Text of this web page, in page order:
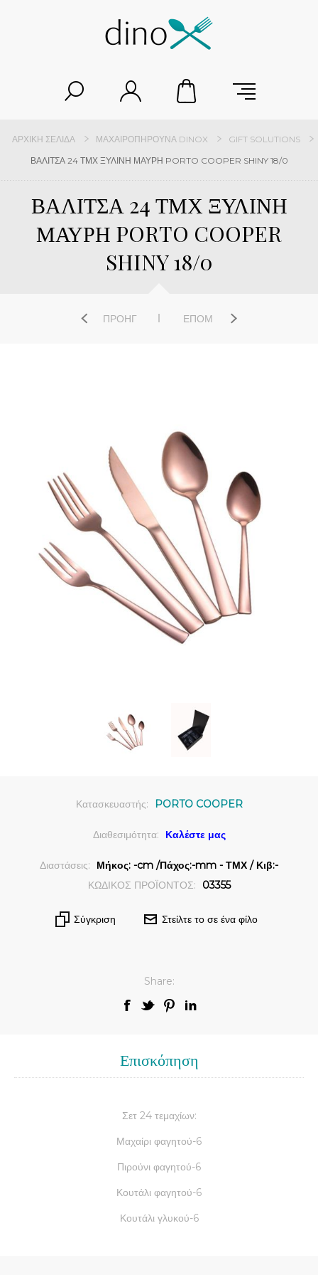
ΑΡΧΙΚΉ ΣΕΛΊΔΑ ΜΑΧΑΙΡΟΠΉΡΟΥΝΑ DINOX
GIFT SOLUTIONS
ΒΑΛΙΤΣΑ 24 ΤΜΧ ΞΥΛΙΝΗ ΜΑΥΡΗ PORTO COOPER SHINY 18/0
ΒΑΛΙΤΣΑ 24 ΤΜΧ ΞΥΛΙΝΗ
ΜΑΥΡΗ PORTO COOPER
SHINY 18/0
ΠΡΟΗΓ ΕΠΌΜ
Κατασκευαστής: PORTO COOPER
Διαθεσιμότητα: Καλέστε μας
Διαστάσεις:
Μήκος: -cm /Πάχος:-mm - ΤΜΧ / Κιβ:-
ΚΩΔΙΚΟΣ ΠΡΟΪΟΝΤΟΣ:
03355
Σύγκριση Στείλτε το σε ένα φίλο
Share:
Επισκόπηση
Σετ 24 τεμαχίων:
Μαχαίρι φαγητού-6
Πιρούνι φαγητού-6
Κουτάλι φαγητού-6
Κουτάλι γλυκού-6